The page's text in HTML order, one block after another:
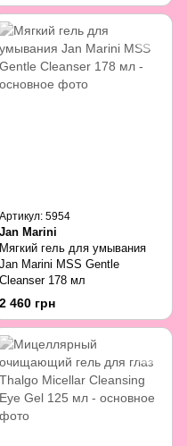
Артикул: 5954
Jan Marini
Мягкий гель для умывания
Jan Marini MSS Gentle
Cleanser 178 мл
2 460 грн